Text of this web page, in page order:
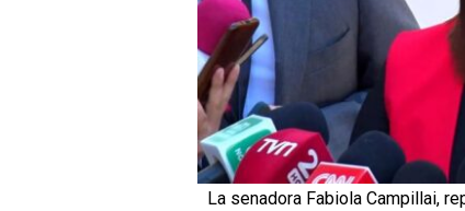
La senadora Fabiola Campillai,